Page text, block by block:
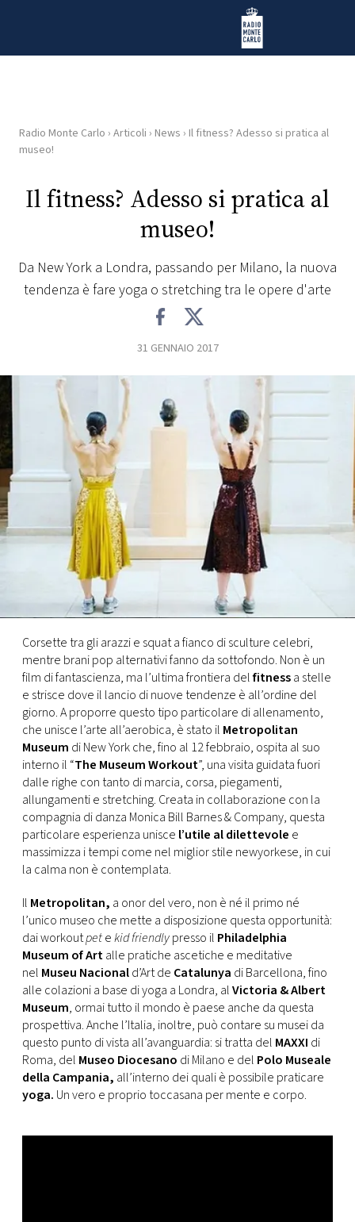
Radio Monte Carlo
HOME
RADIO
PLAYLIST
FOTO
CONCORSI
EVENTI
VIDEO
PRINCIPATO
DI
MONACO
RMC
CONSIGLIA
Radio Monte Carlo › Articoli › News › Il fitness? Adesso si pratica al
museo!
Il fitness? Adesso si pratica al
museo!
Da New York a Londra, passando per Milano, la nuova
tendenza è fare yoga o stretching tra le opere d'arte
31 GENNAIO 2017
Corsette tra gli arazzi e squat a fianco di sculture celebri,
mentre brani pop alternativi fanno da sottofondo. Non è un
film di fantascienza, ma l’ultima frontiera delfitnessa stelle
e strisce dove il lancio di nuove tendenze è all’ordine del
giorno. A proporre questo tipo particolare di allenamento,
che unisce l’arte all’aerobica, è stato il Metropolitan
Museum di New York che, fino al 12 febbraio, ospita al suo
interno il “The Museum Workout”, una visita guidata fuori
dalle righe con tanto di marcia, corsa, piegamenti,
allungamenti e stretching. Creata in collaborazione con la
compagnia di danza Monica Bill Barnes & Company, questa
particolare esperienza unisce l’utile al dilettevole e
massimizza i tempi come nel miglior stile newyorkese, in cui
la calma non è contemplata.
Il Metropolitan, a onor del vero, non è né il primo né
l’unico museo che mette a disposizione questa opportunità:
dai workoutpetekid friendlypresso il Philadelphia
Museum of Artalle pratiche ascetiche e meditative
nel Museu Nacionald’Art de Catalunya di Barcellona, fino
alle colazioni a base di yoga a Londra, alVictoria & Albert
Museum, ormai tutto il mondo è paese anche da questa
prospettiva. Anche l’Italia, inoltre, può contare su musei da
questo punto di vista all’avanguardia: si tratta del MAXXI di
Roma, del Museo Diocesano di Milano e del Polo Museale
della Campania, all’interno dei quali è possibile praticare
yoga. Un vero e proprio toccasana per mente e corpo.